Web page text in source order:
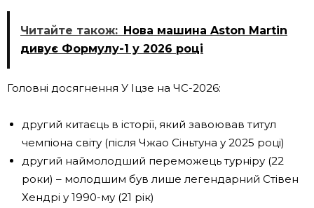
Читайте також: Нова машина Aston Martin
дивує Формулу-1 у 2026 році
Головні досягнення У Іцзе на ЧС-2026:
другий китаєць в історії, який завоював титул
чемпіона світу (після Чжао Сіньтуна у 2025 році)
другий наймолодший переможець турніру (22
роки) – молодшим був лише легендарний Стівен
Хендрі у 1990-му (21 рік)